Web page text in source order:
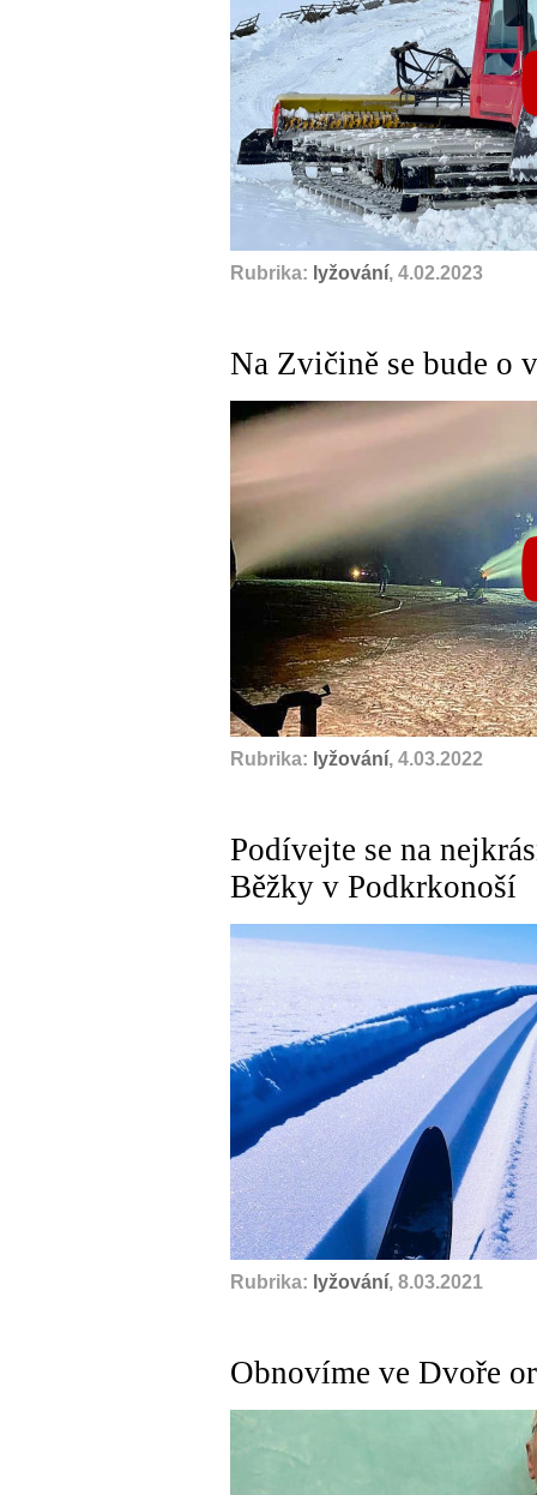
Rubrika: lyžování, 4.02.2023
Na Zvičině se bude o
Rubrika: lyžování, 4.03.2022
Podívejte se na
Běžky v Podkrkonoší
Rubrika: lyžování, 8.03.2021
Obnovíme ve Dvoře